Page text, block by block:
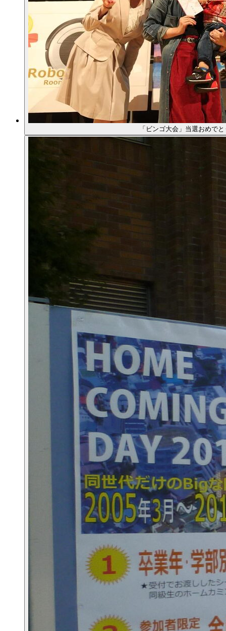
「ビンゴ大会」当選おめで